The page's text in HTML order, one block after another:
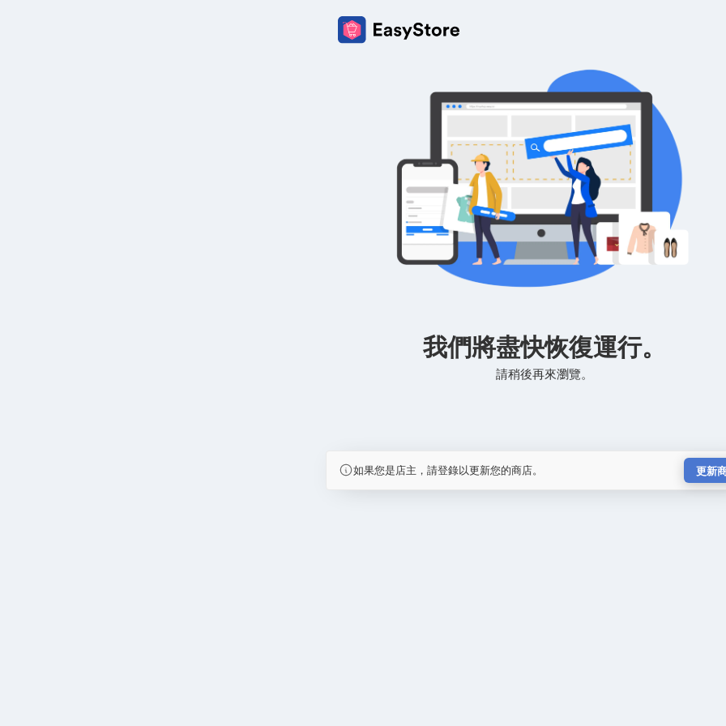
我們將盡快恢復運行。
請稍後再來瀏覽。
如果您是店主，請登錄以更新您的商店。 更新